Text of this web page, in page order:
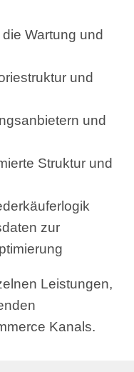
Wartung und
und
und
Struktur und
zur
Leistungen,
Kanals.